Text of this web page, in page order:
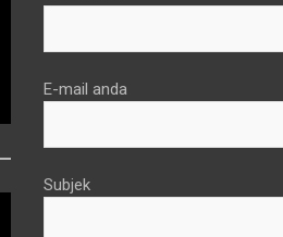
E-mail anda
Subjek